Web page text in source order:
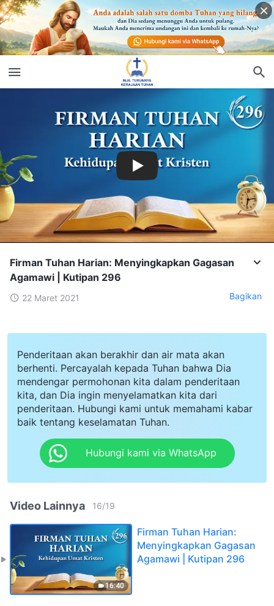
Firman Tuhan Harian: Menyingkapkan Gagasan
Agamawi | Kutipan 296
22 Maret 2021 Bagikan
Penderitaan akan berakhir dan air mata akan
berhenti. Percayalah kepada Tuhan bahwa Dia
mendengar permohonan kita dalam penderitaan
kita, dan Dia ingin menyelamatkan kita dari
penderitaan. Hubungi kami untuk memahami kabar
baik tentang keselamatan Tuhan.
Hubungi kami via WhatsApp
Video Lainnya 16/19
16:40
Firman Tuhan Harian:
Menyingkapkan Gagasan
Agamawi | Kutipan 296